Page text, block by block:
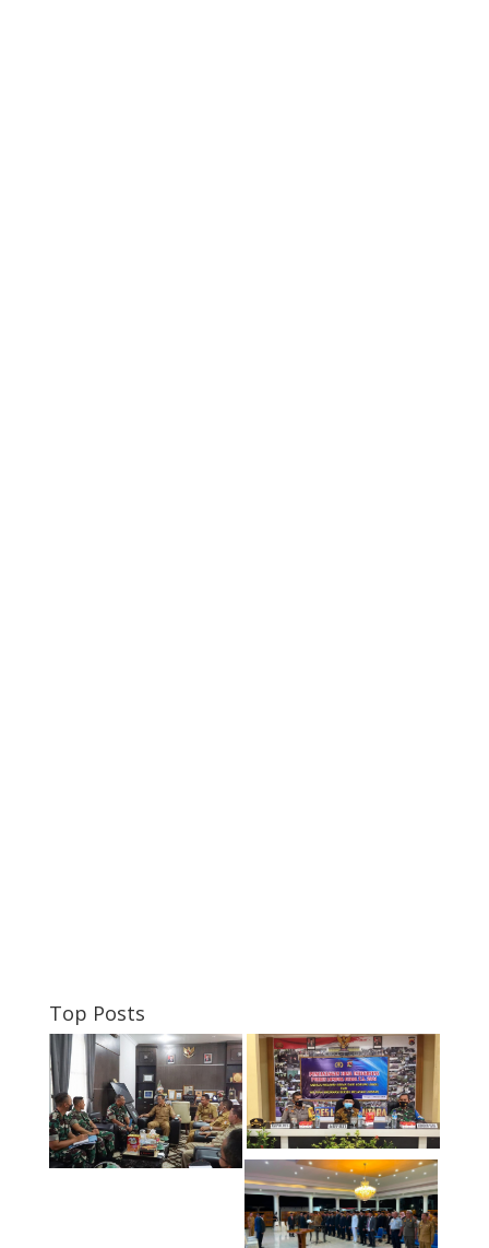
Top Posts